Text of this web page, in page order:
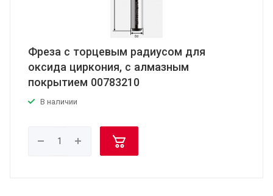
Фреза с торцевым радиусом для
оксида циркония, с алмазным
покрытием 00783210
В наличии